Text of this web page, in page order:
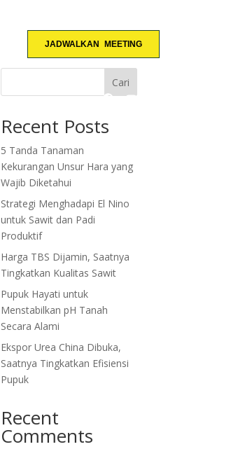
JADWALKAN MEETING
Cari
Recent Posts
5 Tanda Tanaman
Kekurangan Unsur Hara yang
Wajib Diketahui
Strategi Menghadapi El Nino
untuk Sawit dan Padi
Produktif
Harga TBS Dijamin, Saatnya
Tingkatkan Kualitas Sawit
Pupuk Hayati untuk
Menstabilkan pH Tanah
Secara Alami
Ekspor Urea China Dibuka,
Saatnya Tingkatkan Efisiensi
Pupuk
Recent
Comments